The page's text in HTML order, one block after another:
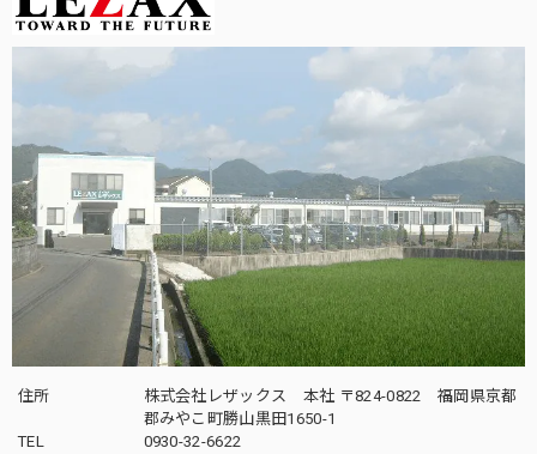
住所
株式会社レザックス 本社 〒824-0822 福岡県京都
郡みやこ町勝山黒田1650-1
TEL
0930-32-6622